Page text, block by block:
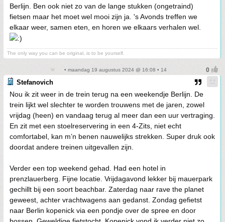
Berlijn. Ben ook niet zo van de lange stukken (ongetraind)
fietsen maar het moet wel mooi zijn ja. 's Avonds treffen we
elkaar weer, samen eten, en horen we elkaars verhalen wel.
The only way you can be original, is to be yourself.
• maandag 19 augustus 2024 @ 16:08 • 14
Stefanovich
Nou ik zit weer in de trein terug na een weekendje Berlijn. De
trein lijkt wel slechter te worden trouwens met de jaren, zowel
vrijdag (heen) en vandaag terug al meer dan een uur vertraging.
En zit met een stoelreservering in een 4-Zits, niet echt
comfortabel, kan m’n benen nauwelijks strekken. Super druk ook
doordat andere treinen uitgevallen zijn.
Verder een top weekend gehad. Had een hotel in
prenzlauerberg. Fijne locatie. Vrijdagavond lekker bij mauerpark
gechillt bij een soort beachbar. Zaterdag naar rave the planet
geweest, achter vrachtwagens aan gedanst. Zondag gefietst
naar Berlin kopenick via een pondje over de spree en door